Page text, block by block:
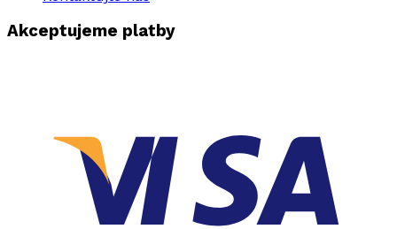
Akceptujeme platby